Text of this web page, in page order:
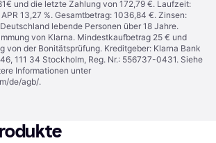
und die letzte Zahlung von 172,79 €. Laufzeit:
13,27 %. Gesamtbetrag: 1036,84 €. Zinsen:
lebende Personen über 18 Jahre.
von Klarna. Mindestkaufbetrag 25 € und
von der Bonitätsprüfung. Kreditgeber: Klarna Bank
111 34 Stockholm, Reg. Nr.: 556737-0431. Siehe
Informationen unter
de/agb/.